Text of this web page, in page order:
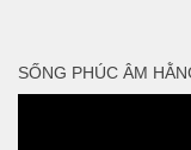
SỐNG PHÚC ÂM